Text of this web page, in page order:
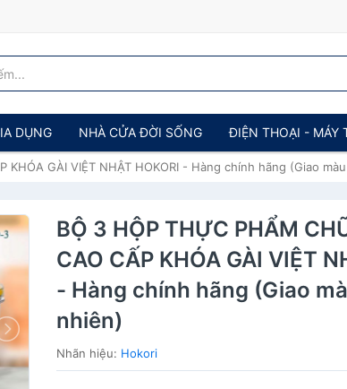
DỤNG NHÀ CỬA ĐỜI SỐNG ĐIỆN THOẠI - MÁY
KHÓA GÀI VIỆT NHẬT HOKORI - Hàng chính hãng (Giao
BỘ 3 HỘP THỰC PHẨM
CAO CẤP KHÓA GÀI VIỆT
- Hàng chính hãng (Giao
nhiên)
Nhãn hiệu: Hokori